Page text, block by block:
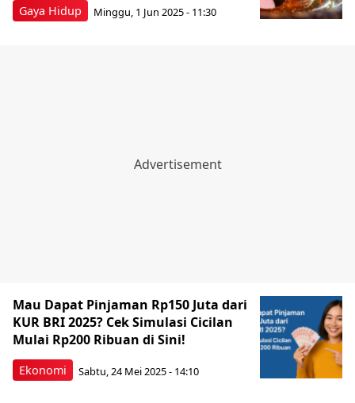
Gaya Hidup Minggu, 1 Jun 2025 - 11:30
Ekonomi
Mau Dapat Pinjaman Rp150 Juta dari
KUR BRI 2025? Cek Simulasi Cicilan
Mulai Rp200 Ribuan di Sini!
Sabtu, 24 Mei 2025 - 14:10